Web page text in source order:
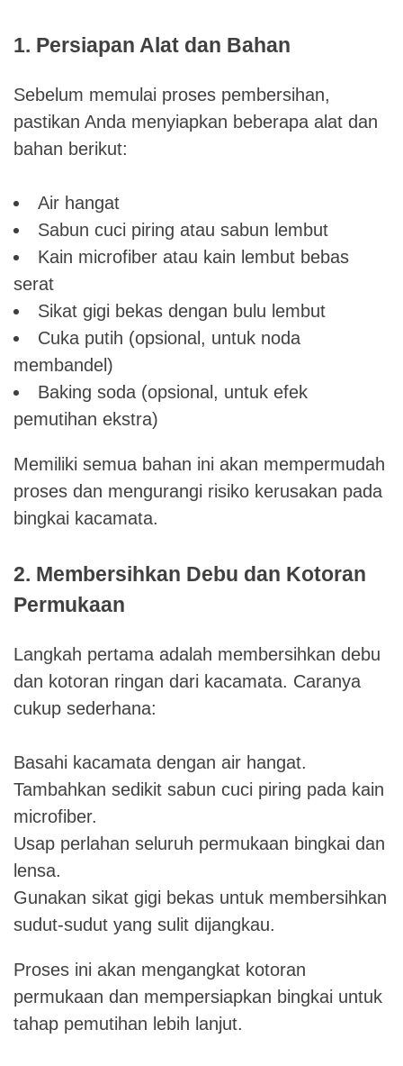
1. Persiapan Alat dan Bahan
Sebelum memulai proses pembersihan,
pastikan Anda menyiapkan beberapa alat dan
bahan berikut:
Air hangat
Sabun cuci piring atau sabun lembut
Kain microfiber atau kain lembut bebas
serat
Sikat gigi bekas dengan bulu lembut
Cuka putih (opsional, untuk noda
membandel)
Baking soda (opsional, untuk efek
pemutihan ekstra)
Memiliki semua bahan ini akan mempermudah
proses dan mengurangi risiko kerusakan pada
bingkai kacamata.
2. Membersihkan Debu dan Kotoran
Permukaan
Langkah pertama adalah membersihkan debu
dan kotoran ringan dari kacamata. Caranya
cukup sederhana:
Basahi kacamata dengan air hangat.
Tambahkan sedikit sabun cuci piring pada kain
microfiber.
Usap perlahan seluruh permukaan bingkai dan
lensa.
Gunakan sikat gigi bekas untuk membersihkan
sudut-sudut yang sulit dijangkau.
Proses ini akan mengangkat kotoran
permukaan dan mempersiapkan bingkai untuk
tahap pemutihan lebih lanjut.